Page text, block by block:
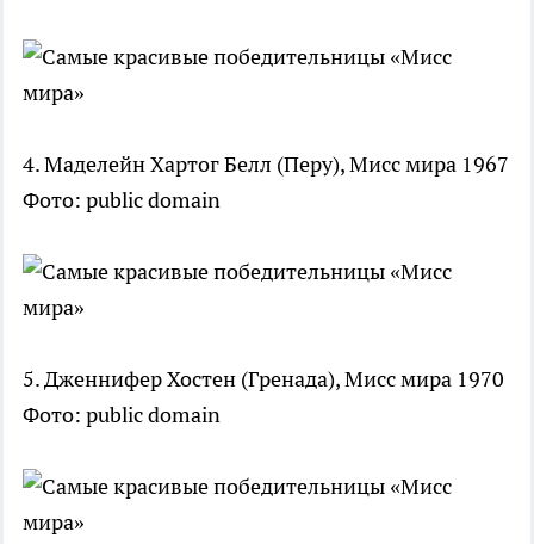
4. Маделейн Хартог Белл (Перу), Мисс мира 1967
Фото: public domain
5. Дженнифер Хостен (Гренада), Мисс мира 1970
Фото: public domain